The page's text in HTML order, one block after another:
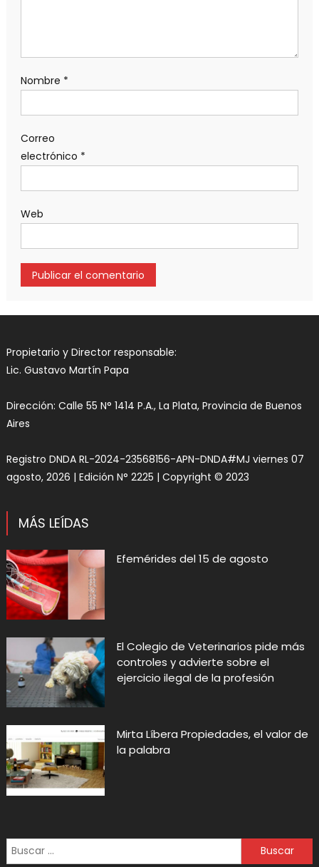
Nombre *
Correo
electrónico *
Web
Propietario y Director responsable:
Lic. Gustavo Martín Papa
Dirección: Calle 55 N° 1414 P.A., La Plata, Provincia de Buenos
Aires
Registro DNDA RL-2024-23568156-APN-DNDA#MJ viernes 07
agosto, 2026 | Edición N° 2225 | Copyright © 2023
MÁS LEÍDAS
Efemérides del 15 de agosto
El Colegio de Veterinarios pide más
controles y advierte sobre el
ejercicio ilegal de la profesión
Mirta Líbera Propiedades, el valor de
la palabra